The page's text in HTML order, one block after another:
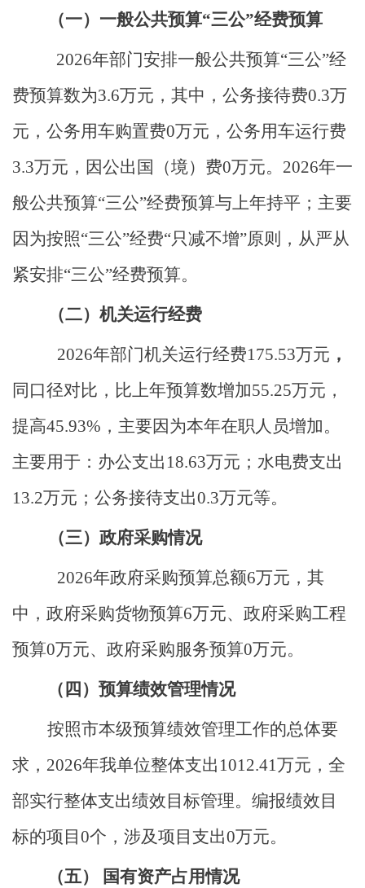
（一） 一般公共预算“三公”经费预算
2026年部门安排一般公共预算“三公”经
费预算数为3.6万元， 其中，公务接待费0.3万
元，公务用车购置费0万元，公务用车运行费
3.3万元，因公出国（境）费0万元。 2026年一
般公共预算“三公”经费预算与上年持平 ； 主要
因为按照“三公”经费“只减不增”原则，从严从
紧安排“三公”经费预算。
（二）机关运行经费
2026年部门机关运行经费175.53万元 ，
同口径对比，比上年预算数增加55.25万元，
提高45.93% ，主要因为本年在职人员增加。
主要用于： 办公支出 18.63万元；水电费支出
13.2万元；公务接待支出0.3万元等。
（三）政府采购情况
2026年政府采购预算总额6万元，其
中，政府采购货物预算6万元、政府采购工程
预算0万元、政府采购服务预算0万元。
（四）预算绩效管理情况
按照市本级预算绩效管理工作的总体要
求， 2026年我单位整体支出 1012.41万元，全
部实行整体支出绩效目标管理。编报绩效目
标的项目0个，涉及项目支出0万元。
（五） 国有资产占用情况